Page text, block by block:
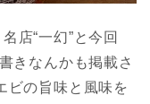
店“一幻”と今回
きなんかも掲載さ
ビの旨味と風味を